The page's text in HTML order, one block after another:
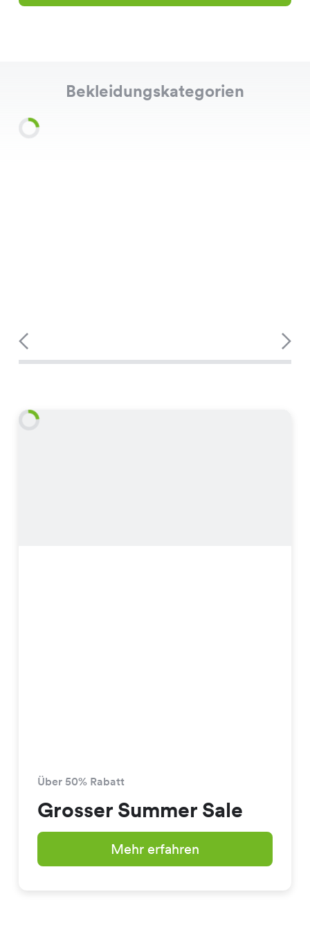
Bekleidungskategorien
Über 50% Rabatt
Grosser Summer Sale
Mehr erfahren